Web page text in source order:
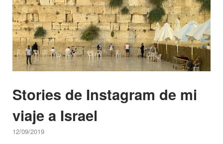
del
aeropuerto
de
Tel
Aviv?"
Stories de Instagram de mi
viaje a Israel
12/09/2019